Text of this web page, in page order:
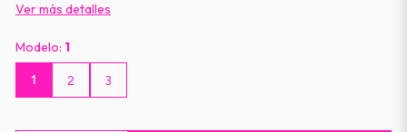
Ver más detalles
Modelo: 1
1 2 3